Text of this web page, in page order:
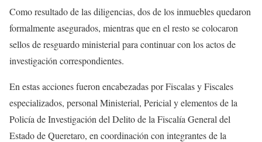
Como resultado de las diligencias, dos de los inmuebles quedaron
formalmente asegurados, mientras que en el resto se colocaron
sellos de resguardo ministerial para continuar con los actos de
investigación correspondientes.
En estas acciones fueron encabezadas por Fiscalas y Fiscales
especializados, personal Ministerial, Pericial y elementos de la
Policía de Investigación del Delito de la Fiscalía General del
Estado de Queretaro, en coordinación con integrantes de la